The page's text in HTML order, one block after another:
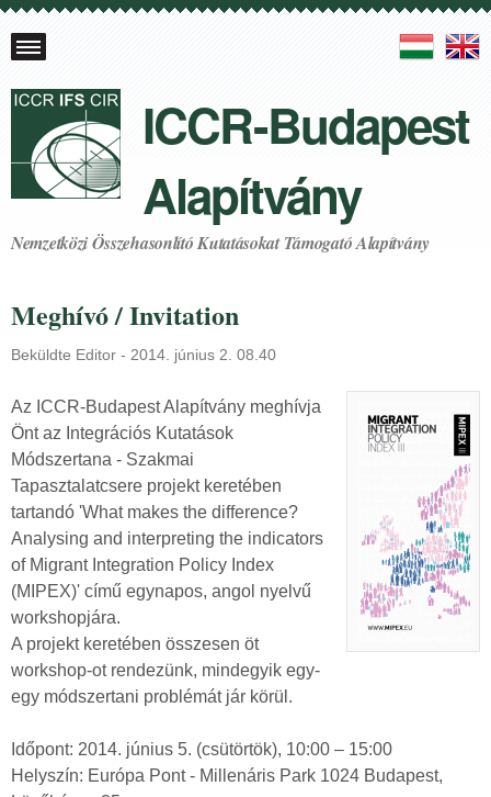
N
y
e
l
v
k
ICCR-Budapest
Alapítvány
Nemzetközi Összehasonlító Kutatásokat Támogató Alapítvány
Meghívó / Invitation
Beküldte Editor - 2014. június 2. 08.40
Az ICCR-Budapest Alapítvány meghívja
Önt az Integrációs Kutatások
Módszertana - Szakmai
Tapasztalatcsere projekt keretében
tartandó 'What makes the difference?
Analysing and interpreting the indicators
of Migrant Integration Policy Index
(MIPEX)' című egynapos, angol nyelvű
workshopjára.
A projekt keretében összesen öt
workshop-ot rendezünk, mindegyik egy-
egy módszertani problémát jár körül.
Időpont: 2014. június 5. (csütörtök), 10:00 – 15:00
Helyszín: Európa Pont - Millenáris Park 1024 Budapest,